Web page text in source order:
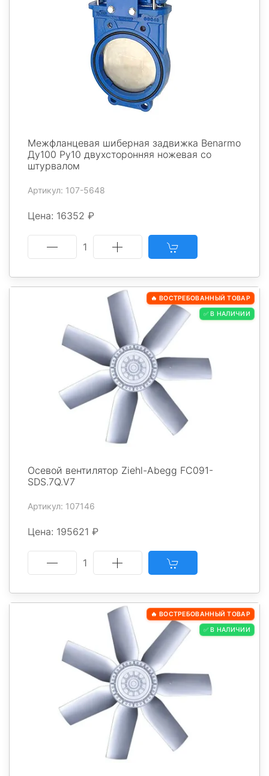
Межфланцевая шиберная задвижка Benarmo
Ду100 Ру10 двухсторонняя ножевая со
штурвалом
Артикул: 107-5648
Цена: 16352 ₽
1
🔥 ВОСТРЕБОВАННЫЙ ТОВАР
✅ В НАЛИЧИИ
Осевой вентилятор Ziehl-Abegg FC091-
SDS.7Q.V7
Артикул: 107146
Цена: 195621 ₽
1
🔥 ВОСТРЕБОВАННЫЙ ТОВАР
✅ В НАЛИЧИИ